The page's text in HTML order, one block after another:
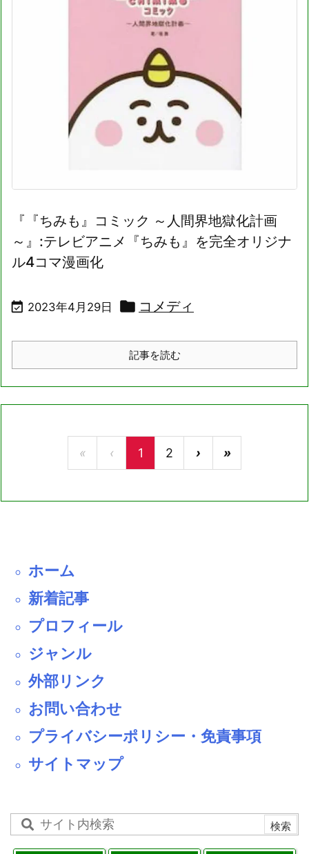
『『ちみも』コミック ～人間界地獄化計画
～』:テレビアニメ『ちみも』を完全オリジナ
ル4コマ漫画化
 2023年4月29日  コメディ
記事を読む
« ‹ 1 2 › »
ホーム
新着記事
プロフィール
ジャンル
外部リンク
お問い合わせ
プライバシーポリシー・免責事項
サイトマップ